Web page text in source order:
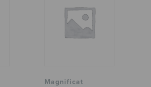
Magnificat